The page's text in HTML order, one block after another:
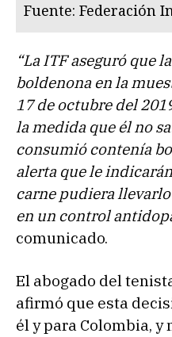
Fuente: Federación
“La ITF aseguró que
boldenona en la
17 de octubre del
la medida que él no
consumió contenía
alerta que le
carne pudiera
en un control
comunicado.
El abogado del
afirmó que esta
él y para Colombia, y